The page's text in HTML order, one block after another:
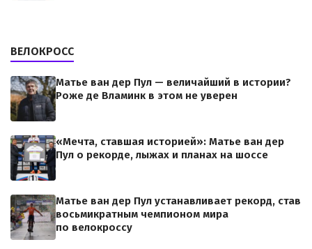
ВЕЛОКРОСС
Матье ван дер Пул — величайший в истории?
Роже де Вламинк в этом не уверен
«Мечта, ставшая историей»: Матье ван дер
Пул о рекорде, лыжах и планах на шоссе
Матье ван дер Пул устанавливает рекорд, став
восьмикратным чемпионом мира
по велокроссу